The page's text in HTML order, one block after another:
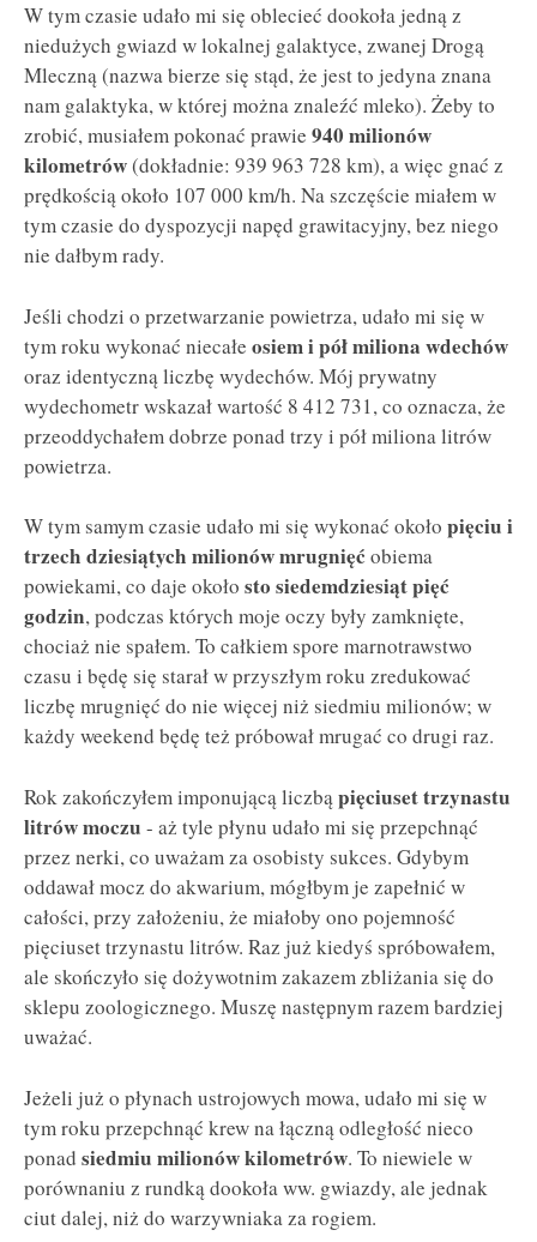
W tym czasie udało mi się oblecieć dookoła jedną z
niedużych gwiazd w lokalnej galaktyce, zwanej Drogą
Mleczną (nazwa bierze się stąd, że jest to jedyna znana
nam galaktyka, w której można znaleźć mleko). Żeby to
zrobić, musiałem pokonać prawie 940 milionów
kilometrów(dokładnie: 939 963 728 km), a więc gnać z
prędkością około 107 000 km/h. Na szczęście miałem w
tym czasie do dyspozycji napęd grawitacyjny, bez niego
nie dałbym rady.
Jeśli chodzi o przetwarzanie powietrza, udało mi się w
tym roku wykonać niecałe osiem i pół miliona wdechów
oraz identyczną liczbę wydechów. Mój prywatny
wydechometr wskazał wartość 8 412 731, co oznacza, że
przeoddychałem dobrze ponad trzy i pół miliona litrów
powietrza.
W tym samym czasie udało mi się wykonać około pięciu i
trzech dziesiątych milionów mrugnięć obiema
powiekami, co daje około sto siedemdziesiąt pięć
godzin, podczas których moje oczy były zamknięte,
chociaż nie spałem. To całkiem spore marnotrawstwo
czasu i będę się starał w przyszłym roku zredukować
liczbę mrugnięć do nie więcej niż siedmiu milionów; w
każdy weekend będę też próbował mrugać co drugi raz.
Rok zakończyłem imponującą liczbąpięciuset trzynastu
litrów moczu - aż tyle płynu udało mi się przepchnąć
przez nerki, co uważam za osobisty sukces. Gdybym
oddawał mocz do akwarium, mógłbym je zapełnić w
całości, przy założeniu, że miałoby ono pojemność
pięciuset trzynastu litrów. Raz już kiedyś spróbowałem,
ale skończyło się dożywotnim zakazem zbliżania się do
sklepu zoologicznego. Muszę następnym razem bardziej
uważać.
Jeżeli już o płynach ustrojowych mowa, udało mi się w
tym roku przepchnąć krew na łączną odległość nieco
ponad siedmiu milionów kilometrów. To niewiele w
porównaniu z rundką dookoła ww. gwiazdy, ale jednak
ciut dalej, niż do warzywniaka za rogiem.